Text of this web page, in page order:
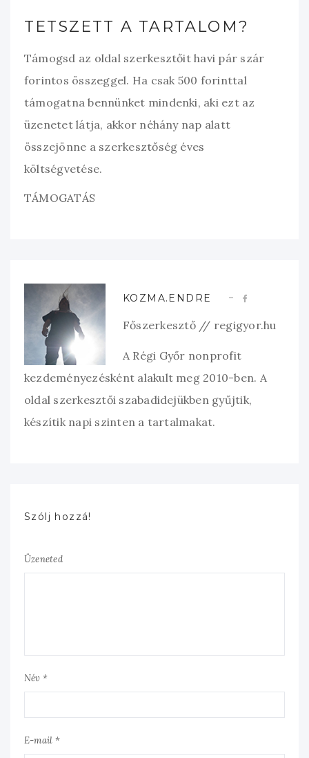
TETSZETT A TARTALOM?
Támogsd az oldal szerkesztőit havi pár szár
forintos összeggel. Ha csak 500 forinttal
támogatna bennünket mindenki, aki ezt az
üzenetet látja, akkor néhány nap alatt
összejönne a szerkesztőség éves
költségvetése.
TÁMOGATÁS
KOZMA.ENDRE
Főszerkesztő // regigyor.hu
A Régi Győr nonprofit
kezdeményezésként alakult meg 2010-ben. A
oldal szerkesztői szabadidejükben gyűjtik,
készítik napi szinten a tartalmakat.
Szólj hozzá!
Üzeneted
Név *
E-mail *